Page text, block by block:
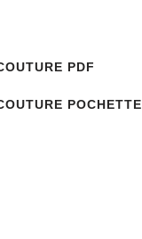
PDF
POCHETTE